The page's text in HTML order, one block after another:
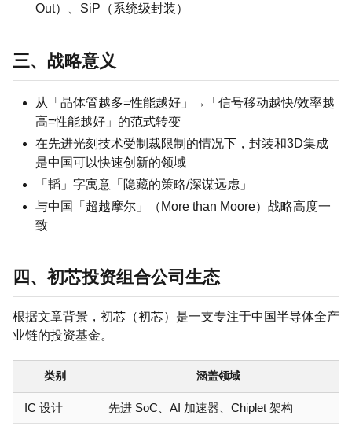
Out）、SiP（系统级封装）
三、战略意义
从「晶体管越多=性能越好」→「信号移动越快/效率越
高=性能越好」的范式转变
在先进光刻技术受制裁限制的情况下，封装和3D集成
是中国可以快速创新的领域
「韬」字寓意「隐藏的策略/深谋远虑」
与中国「超越摩尔」（More than Moore）战略高度一
致
四、初芯投资组合公司生态
根据文章背景，初芯（初芯）是一支专注于中国半导体全产
业链的投资基金。
类别 涵盖领域
IC 设计 先进 SoC、AI 加速器、Chiplet 架构